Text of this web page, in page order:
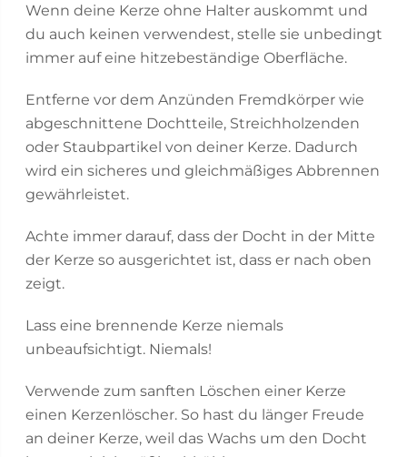
Wenn deine Kerze ohne Halter auskommt und
du auch keinen verwendest, stelle sie unbedingt
immer auf eine hitzebeständige Oberfläche.
Entferne vor dem Anzünden Fremdkörper wie
abgeschnittene Dochtteile, Streichholzenden
oder Staubpartikel von deiner Kerze. Dadurch
wird ein sicheres und gleichmäßiges Abbrennen
gewährleistet.
Achte immer darauf, dass der Docht in der Mitte
der Kerze so ausgerichtet ist, dass er nach oben
zeigt.
Lass eine brennende Kerze niemals
unbeaufsichtigt. Niemals!
Verwende zum sanften Löschen einer Kerze
einen Kerzenlöscher. So hast du länger Freude
an deiner Kerze, weil das Wachs um den Docht